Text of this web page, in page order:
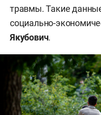
травмы. Такие
социально-
Якубович.